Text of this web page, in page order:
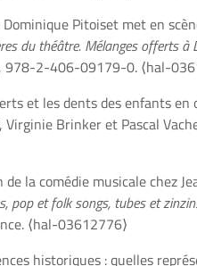
Pitoiset met en
du théâtre. Mélanges offerts à
978-2-406-09179-0. ⟨hal-
et les dents des enfants en
, Virginie Brinker et Pascal
la comédie musicale chez
pop et folk songs, tubes et
⟨hal-03612776⟩
historiques : quelles